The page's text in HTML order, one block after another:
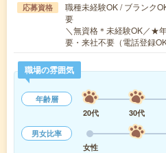
応募資格
職種未経験OK / ブランク
要
＼無資格＊未経験OK／★
要・来社不要（電話登録
職場の雰囲気
年齢層
20代
30代
男女比率
女性